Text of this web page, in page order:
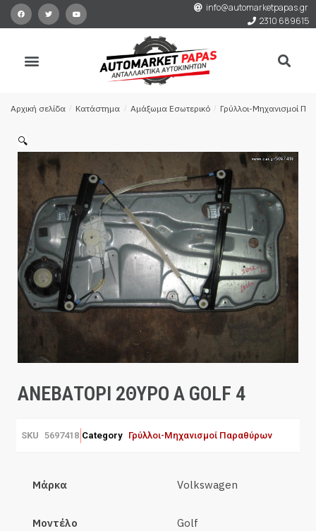
info@automarketpapas.gr
2310 689615
Αρχική σελίδα / Κατάστημα / Αμάξωμα Εσωτερικό / Γρύλλοι-Μηχανισμοί
🔍
ΑΝΕΒΑΤΟΡΙ 2ΘΥΡΟ Α GOLF 4
SKU 5697418 Category Γρύλλοι-Μηχανισμοί Παραθύρων
Μάρκα Volkswagen
Μοντέλο Golf